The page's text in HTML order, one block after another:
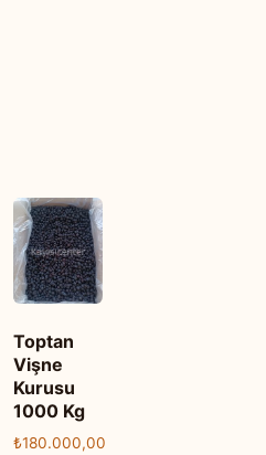
Toptan
Vişne
Kurusu
1000 Kg
₺180.000,00